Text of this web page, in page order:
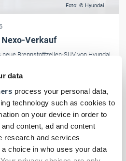
data
process your personal data,
technology such as cookies to
on your device in order to
content, ad and content
research and services
choice in who uses your data
Foto: © Hyundai
Verkauf
Brennstoffzellen-SUV von Hyundai